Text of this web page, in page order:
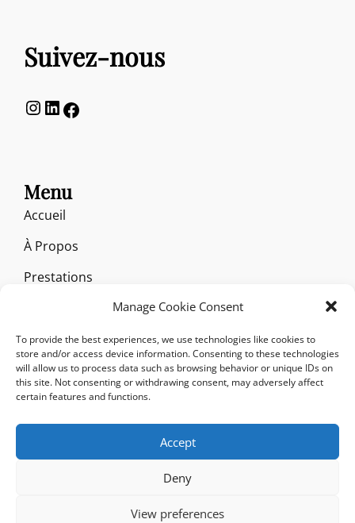
Manage Cookie Consent
To provide the best experiences, we use technologies like cookies to
store and/or access device information. Consenting to these technologies
will allow us to process data such as browsing behavior or unique IDs on
this site. Not consenting or withdrawing consent, may adversely affect
certain features and functions.
Accept
Deny
View preferences
Suivez-nous
Menu
Accueil
À Propos
Prestations
Particuliers
Professionnels
Médias